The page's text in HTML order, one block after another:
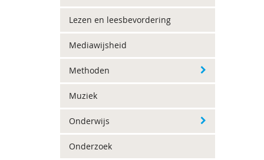
Lezen en leesbevordering
Mediawijsheid
Methoden
Muziek
Onderwijs
Onderzoek